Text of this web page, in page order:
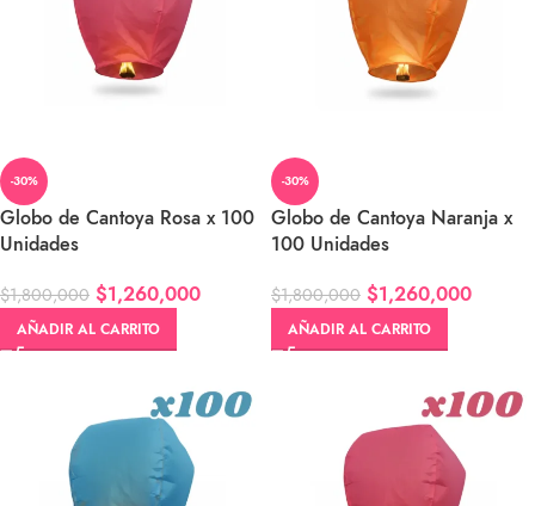
-30%
Globo de Cantoya Rosa x 100
Unidades
$1,800,000 $1,260,000
AÑADIR AL CARRITO
-30%
Globo de Cantoya Naranja x
100 Unidades
$1,800,000 $1,260,000
AÑADIR AL CARRITO